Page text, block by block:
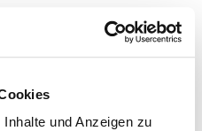
und Anzeigen zu